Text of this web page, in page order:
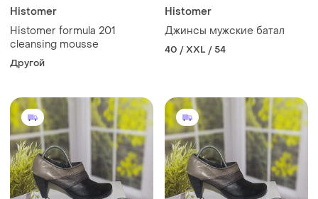
Histomer
Histomer formula 201
cleansing mousse
Другой
Histomer
Джинсы мужские батал
40 / XXL / 54